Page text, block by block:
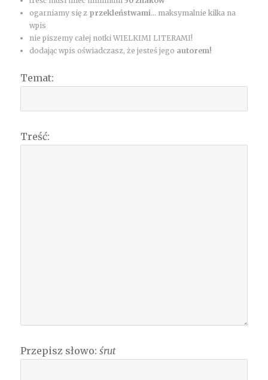
ogarniamy się z przekleństwami... maksymalnie kilka na
wpis
nie piszemy całej notki WIELKIMI LITERAMI!
dodając wpis oświadczasz, że jesteś jego autorem!
Temat:
Treść:
Przepisz słowo:śrut